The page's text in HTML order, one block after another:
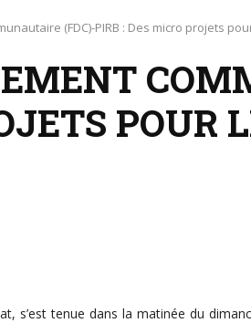
(FDC)-PIRB : Des micro projets
POUR
s’est tenue dans la matinée du